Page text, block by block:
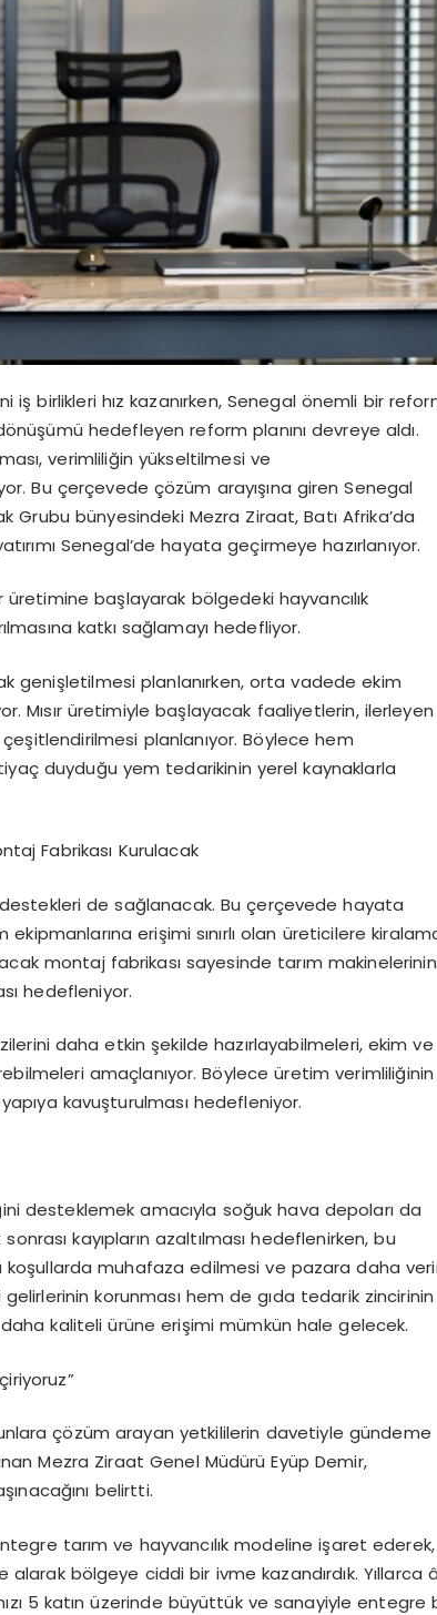
iş birlikleri hız kazanırken, Senegal önemli bir
hedefleyen reform planını devreye aldı.
verimliliğin yükseltilmesi ve
Bu çerçevede çözüm arayışına giren Senegal
bünyesindeki Mezra Ziraat, Batı Afrika’da
Senegal’de hayata geçirmeye hazırlanıyor.
üretimine başlayarak bölgedeki hayvancılık
katkı sağlamayı hedefliyor.
genişletilmesi planlanırken, orta vadede ekim
Mısır üretimiyle başlayacak faaliyetlerin, ilerleyen
planlanıyor. Böylece hem
duyduğu yem tedarikinin yerel kaynaklarla
Fabrikası Kurulacak
de sağlanacak. Bu çerçevede hayata
erişimi sınırlı olan üreticilere
montaj fabrikası sayesinde tarım makinelerinin
hedefleniyor.
daha etkin şekilde hazırlayabilmeleri, ekim ve
amaçlanıyor. Böylece üretim verimliliğinin
kavuşturulması hedefleniyor.
desteklemek amacıyla soğuk hava depoları da
kayıpların azaltılması hedeflenirken, bu
koşullarda muhafaza edilmesi ve pazara daha
korunması hem de gıda tedarik zincirinin
kaliteli ürüne erişimi mümkün hale gelecek.
çözüm arayan yetkililerin davetiyle gündeme
Mezra Ziraat Genel Müdürü Eyüp Demir,
belirtti.
tarım ve hayvancılık modeline işaret ederek,
alarak bölgeye ciddi bir ivme kazandırdık. Yıllarca
5 katın üzerinde büyüttük ve sanayiyle entegre